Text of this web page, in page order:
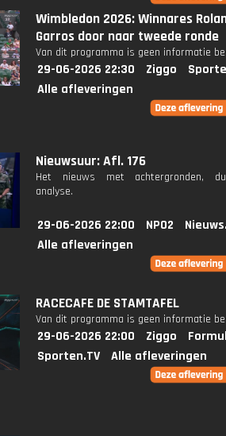
Wimbledon 2026: Winnares
Garros door naar tweede ronde
Van dit programma is geen informatie
29-06-2026 22:30 Ziggo
Alle afleveringen
Nieuwsuur: Afl. 176
Het nieuws met achtergronden,
analyse.
29-06-2026 22:00 NPO2
Alle afleveringen
RACECAFE DE STAMTAFEL
Van dit programma is geen informatie
29-06-2026 22:00 Ziggo
Sporten.TV
Alle afleveringen